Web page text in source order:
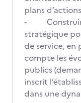
plans
- Construire
stratégique
de service, en
compte les
publics
inscrit
dans une